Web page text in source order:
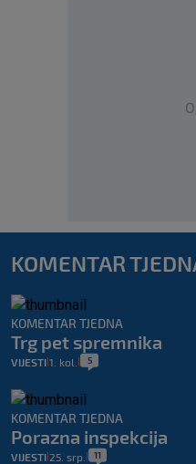
KOMENTAR
KOMENTAR TJEDNA
Trg pet spremnika
VIJESTI 1. kol. 5
KOMENTAR TJEDNA
Porazna inspekcija
VIJESTI 25. srp. 11